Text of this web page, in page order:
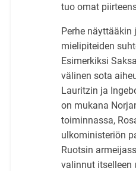
tuo omat
Perhe
mielipiteiden
Esimerkiksi
välinen sota
Lauritzin ja
on mukana
toiminnassa,
ulkoministeriön
Ruotsin
valinnut itselleen